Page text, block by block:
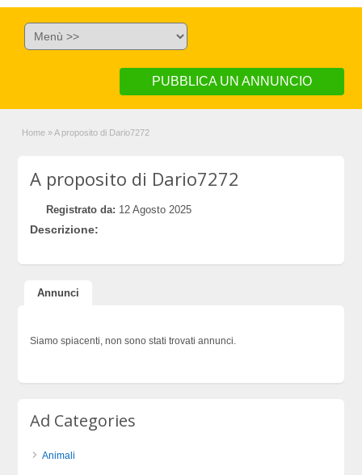
PUBBLICA UN ANNUNCIO
Home » A proposito di Dario7272
A proposito di Dario7272
Registrato da: 12 Agosto 2025
Descrizione:
Annunci
Siamo spiacenti, non sono stati trovati annunci.
Ad Categories
Animali